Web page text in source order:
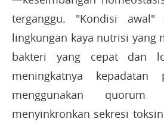
terganggu. "Kondisi awal"
lingkungan kaya nutrisi yang
bakteri yang cepat dan
meningkatnya kepadatan
menggunakan
menyinkronkan sekresi